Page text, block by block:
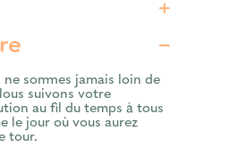
sommes jamais loin de
suivons votre
au fil du temps à tous
le jour où vous aurez
tour.